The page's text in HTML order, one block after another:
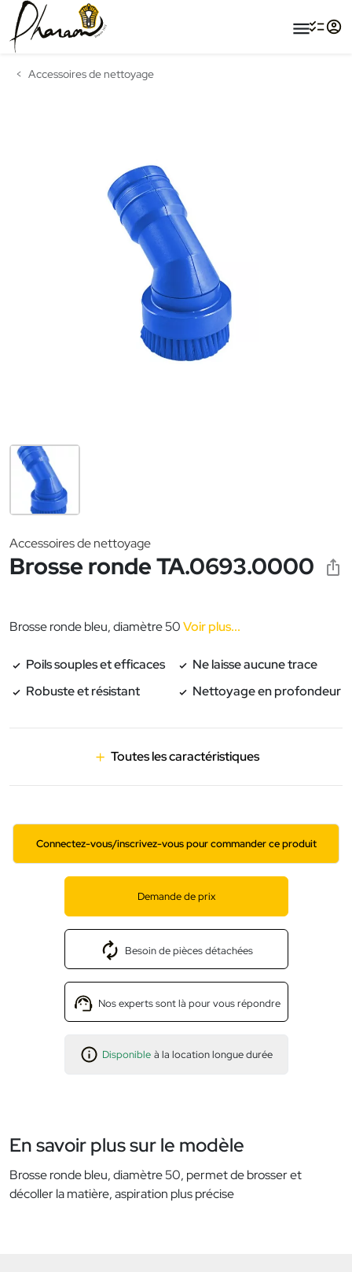
menu
Accessoires de nettoyage
Accessoires de nettoyage
Brosse ronde TA.0693.0000
Brosse ronde bleu, diamètre 50Voir plus...
Poils souples et efficaces
Ne laisse aucune trace
Robuste et résistant
Nettoyage en profondeur
Toutes les caractéristiques
Connectez-vous/inscrivez-vous pour commander ce produit
Demande de prix
Besoin de pièces détachées
Nos experts sont là pour vous répondre
Disponible à la location longue durée
En savoir plus sur le modèle
Brosse ronde bleu, diamètre 50, permet de brosser et
décoller la matière, aspiration plus précise